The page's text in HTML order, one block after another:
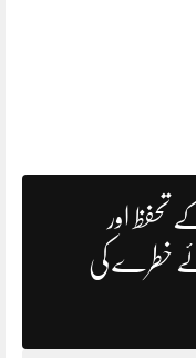
تحفظ اور
خطرے کی